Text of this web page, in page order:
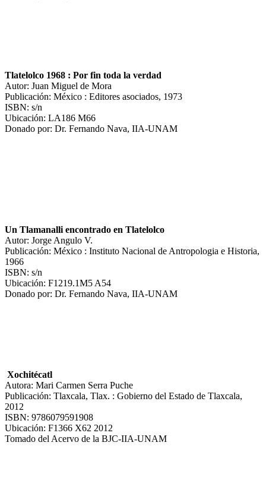
Tlatelolco 1968 : Por fin toda la verdad
Autor: Juan Miguel de Mora
Publicación: México : Editores asociados, 1973
ISBN: s/n
Ubicación: LA186 M66
Donado por: Dr. Fernando Nava, IIA-UNAM
Un Tlamanalli encontrado en Tlatelolco
Autor: Jorge Angulo V.
Publicación: México : Instituto Nacional de Antropologia e Historia,
1966
ISBN: s/n
Ubicación: F1219.1M5 A54
Donado por: Dr. Fernando Nava, IIA-UNAM
Xochitécatl
Autora: Mari Carmen Serra Puche
Publicación: Tlaxcala, Tlax. : Gobierno del Estado de Tlaxcala,
2012
ISBN: 9786079591908
Ubicación: F1366 X62 2012
Tomado del Acervo de la BJC-IIA-UNAM